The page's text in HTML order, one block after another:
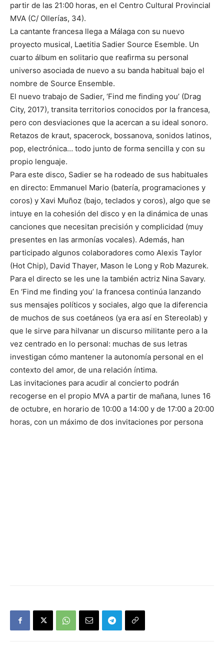
partir de las 21:00 horas, en el Centro Cultural Provincial
MVA (C/ Ollerías, 34).
La cantante francesa llega a Málaga con su nuevo
proyecto musical, Laetitia Sadier Source Esemble. Un
cuarto álbum en solitario que reafirma su personal
universo asociada de nuevo a su banda habitual bajo el
nombre de Source Ensemble.
El nuevo trabajo de Sadier, ‘Find me finding you’ (Drag
City, 2017), transita territorios conocidos por la francesa,
pero con desviaciones que la acercan a su ideal sonoro.
Retazos de kraut, spacerock, bossanova, sonidos latinos,
pop, electrónica… todo junto de forma sencilla y con su
propio lenguaje.
Para este disco, Sadier se ha rodeado de sus habituales
en directo: Emmanuel Mario (batería, programaciones y
coros) y Xavi Muñoz (bajo, teclados y coros), algo que se
intuye en la cohesión del disco y en la dinámica de unas
canciones que necesitan precisión y complicidad (muy
presentes en las armonías vocales). Además, han
participado algunos colaboradores como Alexis Taylor
(Hot Chip), David Thayer, Mason le Long y Rob Mazurek.
Para el directo se les une la también actriz Nina Savary.
En ‘Find me finding you’ la francesa continúa lanzando
sus mensajes políticos y sociales, algo que la diferencia
de muchos de sus coetáneos (ya era así en Stereolab) y
que le sirve para hilvanar un discurso militante pero a la
vez centrado en lo personal: muchas de sus letras
investigan cómo mantener la autonomía personal en el
contexto del amor, de una relación íntima.
Las invitaciones para acudir al concierto podrán
recogerse en el propio MVA a partir de mañana, lunes 16
de octubre, en horario de 10:00 a 14:00 y de 17:00 a 20:00
horas, con un máximo de dos invitaciones por persona